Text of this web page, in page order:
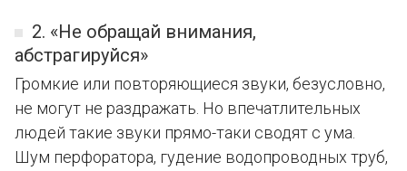
2. «Не обращай внимания,
абстрагируйся»
Громкие или повторяющиеся звуки, безусловно,
не могут не раздражать. Но впечатлительных
людей такие звуки прямо-таки сводят с ума.
Шум перфоратора, гудение водопроводных труб,